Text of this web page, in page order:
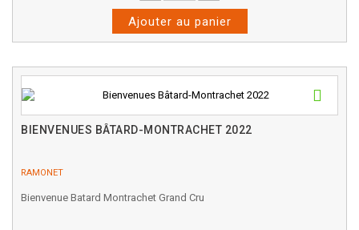
Ajouter au panier
BIENVENUES BÂTARD-MONTRACHET 2022
RAMONET
Bienvenue Batard Montrachet Grand Cru